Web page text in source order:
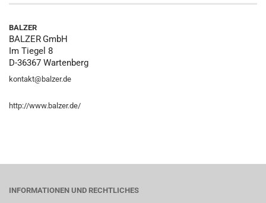
BALZER
BALZERGmbH
Im Tiegel 8
D-36367 Wartenberg
kontakt@balzer.de
http://www.balzer.de/
INFORMATIONEN UND RECHTLICHES